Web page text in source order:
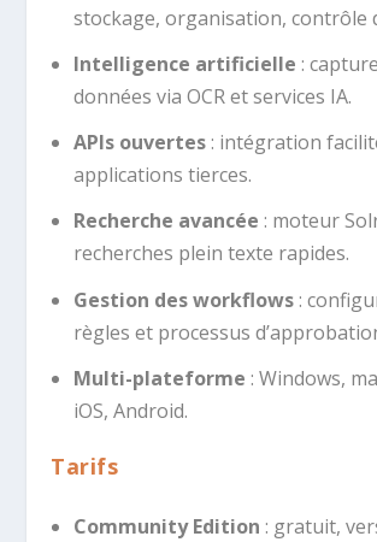
stockage, organisation, contrôle
Intelligence artificielle :
données via OCR et services IA.
APIs ouvertes: intégration
applications tierces.
Recherche avancée : moteur
recherches plein texte rapides.
Gestion des workflows:
règles et processus
Multi-plateforme : Windows,
iOS, Android.
Tarifs
Community Edition : gratuit,